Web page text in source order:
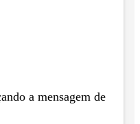
a mensagem de